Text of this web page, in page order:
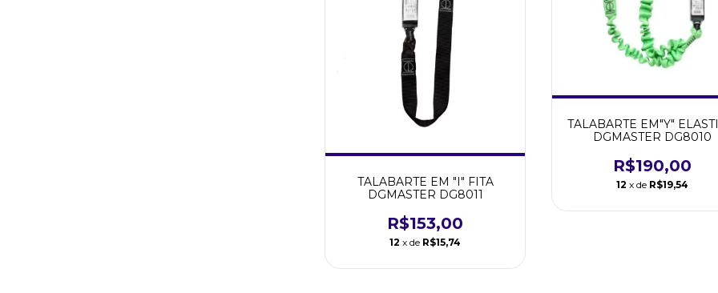
TALABARTE EM "I" FITA
DGMASTER DG8011
R$153,00
12 x de R$15,74
TALABARTE EM"Y"
DGMASTER DG8010
R$190,00
12 x de R$19,54